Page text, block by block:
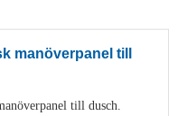
manöverpanel till
till dusch.